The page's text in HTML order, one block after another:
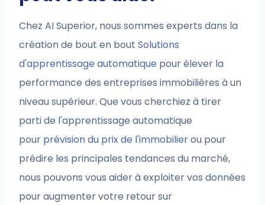
Chez AI Superior, nous sommes experts dans la
création de bout en boutSolutions
d'apprentissage automatique pour élever la
performance des entreprises immobilières à un
niveau supérieur. Que vous cherchiez à tirer
parti de l'apprentissage automatique
pour prévision du prix de l'immobilierou pour
prédire les principales tendances du marché,
nous pouvons vous aider à exploiter vos données
pour augmenter votre retour sur